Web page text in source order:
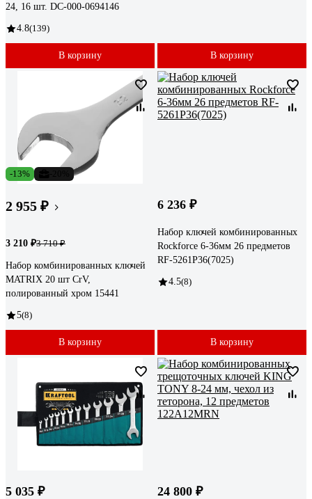
24, 16 шт. DC-000-0694146
4.8(139)
В корзину В корзину
-13%
2 955 ₽
3 210 ₽3 710 ₽
Набор комбинированных ключей
MATRIX 20 шт CrV,
полированный хром 15441
5(8)
В корзину
6 236 ₽
Набор ключей комбинированных
Rockforce 6-36мм 26 предметов
RF-5261P36(7025)
4.5(8)
В корзину
5 035 ₽ 24 800 ₽